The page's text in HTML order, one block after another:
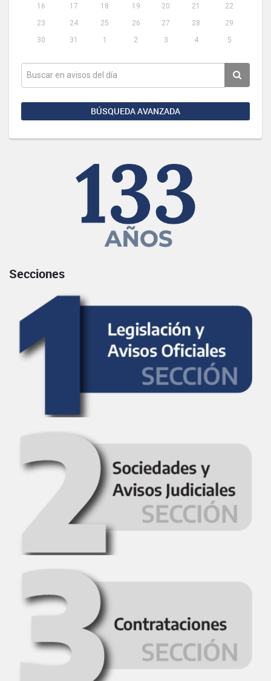
16
17 18 19 20 21
22
23
24 25 26 27 28
29
30
31 1 2 3 4 5
BÚSQUEDA AVANZADA
Secciones